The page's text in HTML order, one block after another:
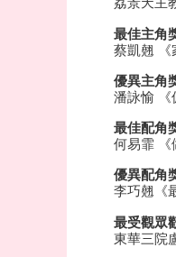
最佳主角
蔡凱翹 《
優異主角
潘詠愉 《
最佳配角
何易霏
優異配角
李巧翹《
最受觀眾
東華三院